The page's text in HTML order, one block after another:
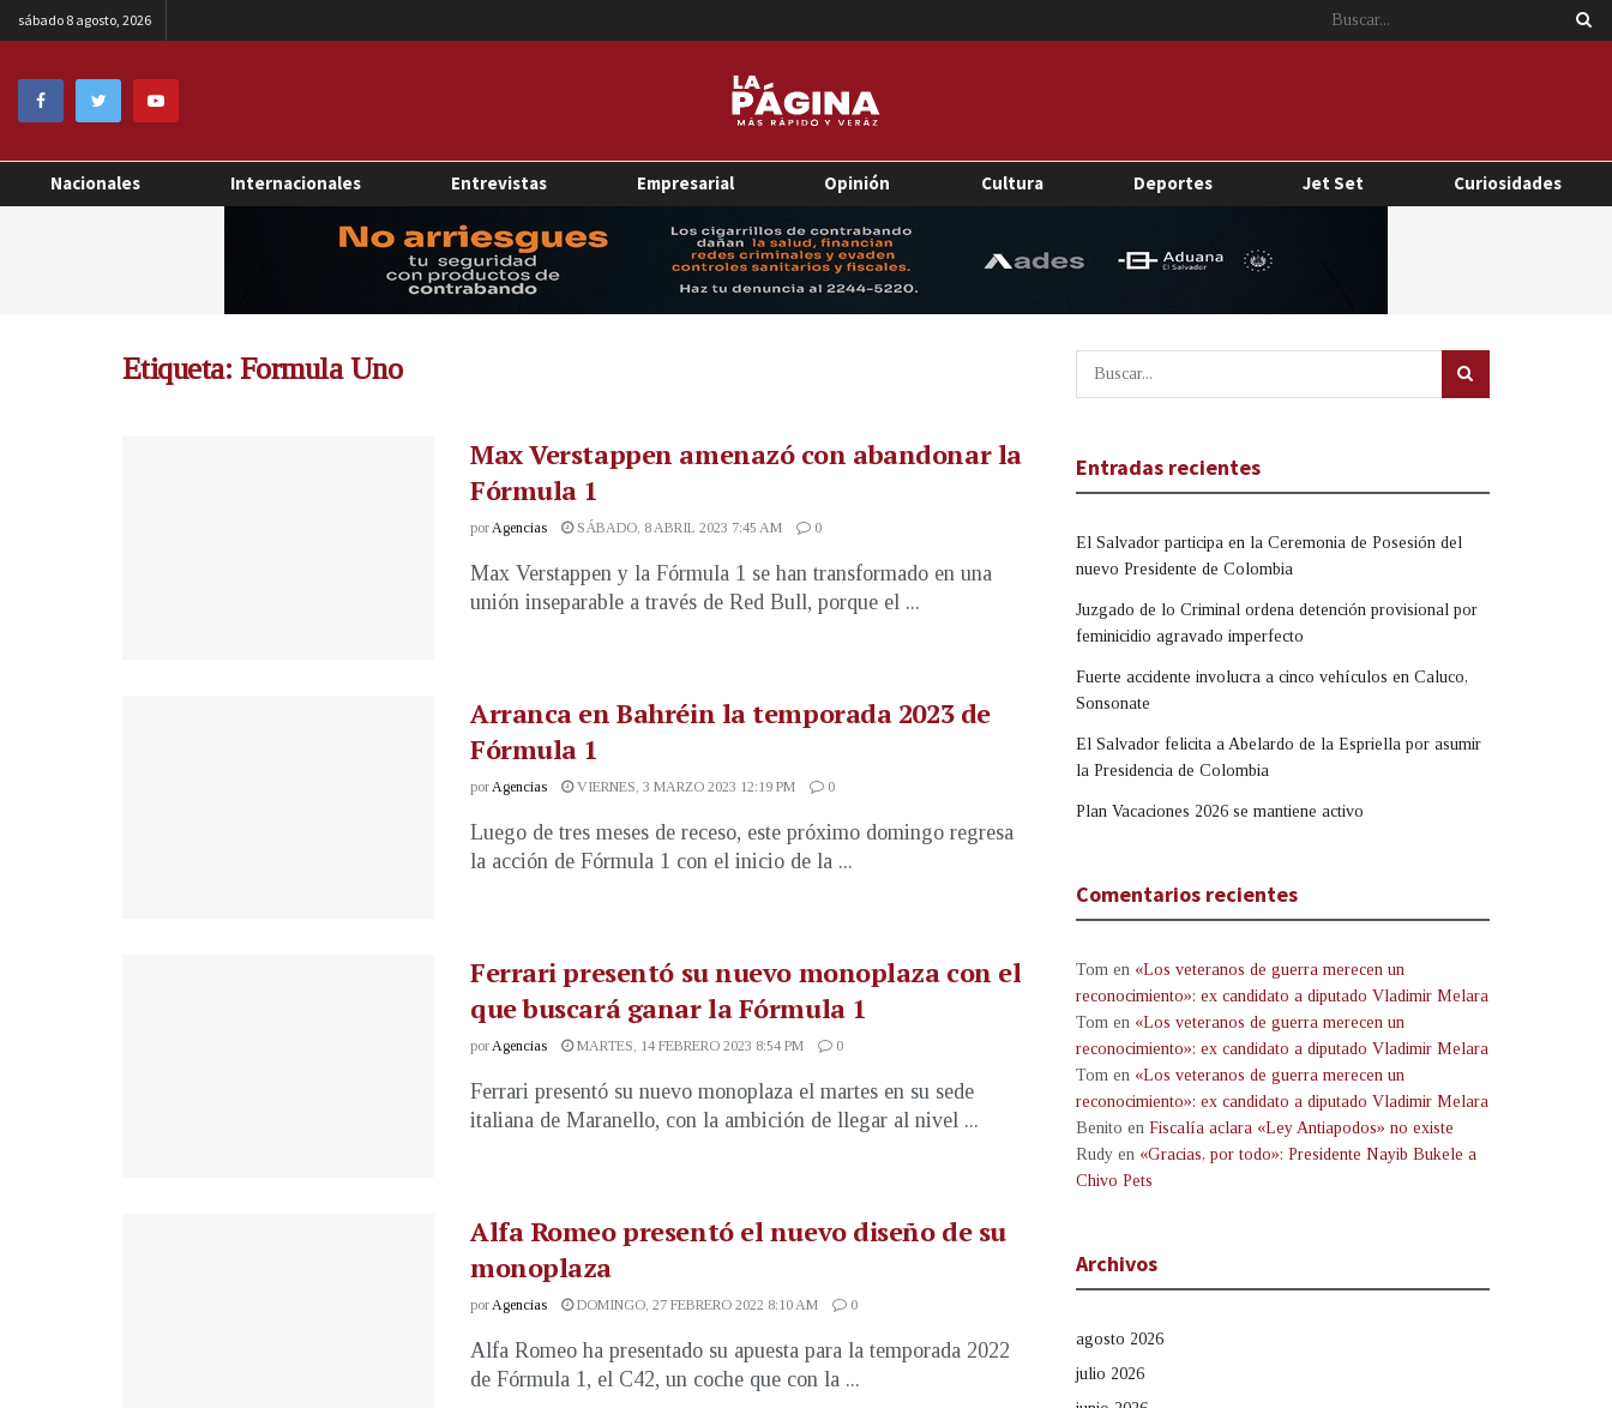
sábado 8 agosto, 2026
Nacionales Internacionales Entrevistas Empresarial Opinión Cultura Deportes Jet Set Curiosidades
Etiqueta: Formula Uno
Max Verstappen amenazó con abandonar la
Fórmula 1
porAgencias SÁBADO, 8 ABRIL 2023 7:45 AM 0
Max Verstappen y la Fórmula 1 se han transformado en una
unión inseparable a través de Red Bull, porque el ...
Arranca en Bahréin la temporada 2023 de
Fórmula 1
porAgencias VIERNES, 3 MARZO 2023 12:19 PM 0
Luego de tres meses de receso, este próximo domingo regresa
la acción de Fórmula 1 con el inicio de la ...
Ferrari presentó su nuevo monoplaza con el
que buscará ganar la Fórmula 1
por Agencias MARTES, 14 FEBRERO 2023 8:54 PM 0
Ferrari presentó su nuevo monoplaza el martes en su sede
italiana de Maranello, con la ambición de llegar al nivel ...
Alfa Romeo presentó el nuevo diseño de su
monoplaza
por Agencias DOMINGO, 27 FEBRERO 2022 8:10 AM 0
Alfa Romeo ha presentado su apuesta para la temporada 2022
de Fórmula 1, el C42, un coche que con la ...
Entradas recientes
El Salvador participa en la Ceremonia de Posesión del
nuevo Presidente de Colombia
Juzgado de lo Criminal ordena detención provisional por
feminicidio agravado imperfecto
Fuerte accidente involucra a cinco vehículos en Caluco,
Sonsonate
El Salvador felicita a Abelardo de la Espriella por asumir
la Presidencia de Colombia
Plan Vacaciones 2026 se mantiene activo
Comentarios recientes
Tom en «Los veteranos de guerra merecen un
reconocimiento»: ex candidato a diputado Vladimir Melara
Tom en «Los veteranos de guerra merecen un
reconocimiento»: ex candidato a diputado Vladimir Melara
Tom en «Los veteranos de guerra merecen un
reconocimiento»: ex candidato a diputado Vladimir Melara
Benito en Fiscalía aclara «Ley Antiapodos» no existe
Rudy en «Gracias, por todo»: Presidente Nayib Bukele a
Chivo Pets
Archivos
agosto 2026
julio 2026